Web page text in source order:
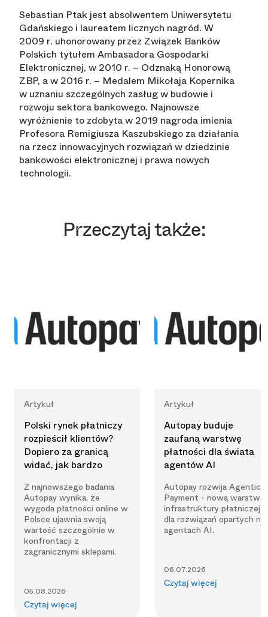
Sebastian Ptak jest absolwentem Uniwersytetu
Gdańskiego i laureatem licznych nagród. W
2009 r. uhonorowany przez Związek Banków
Polskich tytułem Ambasadora Gospodarki
Elektronicznej, w 2010 r. – Odznaką Honorową
ZBP, a w 2016 r. – Medalem Mikołaja Kopernika
w uznaniu szczególnych zasług w budowie i
rozwoju sektora bankowego. Najnowsze
wyróżnienie to zdobyta w 2019 nagroda imienia
Profesora Remigiusza Kaszubskiego za działania
na rzecz innowacyjnych rozwiązań w dziedzinie
bankowości elektronicznej i prawa nowych
technologii.
Przeczytaj także:
Artykuł
Polski rynek płatniczy
rozpieścił klientów?
Dopiero za granicą
widać, jak bardzo
Z najnowszego badania
Autopay wynika, że
wygoda płatności online w
Polsce ujawnia swoją
wartość szczególnie w
konfrontacji z
zagranicznymi sklepami.
05.08.2026
Czytaj więcej
Artykuł
Autopay buduje
zaufaną warstwę
płatności dla świata
agentów AI
Autopay rozwija Agentic
Payment - nową warstwę
infrastruktury płatniczej
dla rozwiązań opartych na
agentach AI.
06.07.2026
Czytaj więcej